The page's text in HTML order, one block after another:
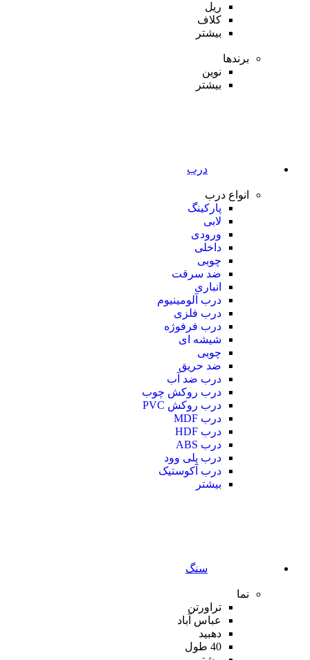
ریل
کلاف
بیشتر
برندها
نوین
بیشتر
درب
انواع درب
پارکینگ
لابی
ورودی
داخلی
چوبی
ضد سرقت
انباری
درب آلومینیوم
درب فلزی
درب فرفوژه
شیشه ای
چوبی
ضد حریق
درب ضد آب
درب روکش چوب
درب روکش PVC
درب MDF
درب HDF
درب ABS
درب پلی وود
درب آکوستیک
بیشتر
سنگ
نما
تراورتن
عباس آباد
دهبید
40 طول